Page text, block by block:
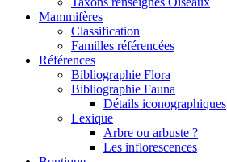
Mammifères
Classification
Familles référencées
Références
Bibliographie Flora
Bibliographie Fauna
Détails iconographiques
Lexique
Arbre ou arbuste ?
Les inflorescences